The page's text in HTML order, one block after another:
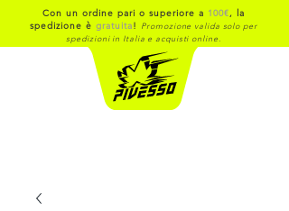
Con un ordine pari o superiore a 100€, la
spedizione ègratuita! Promozione valida solo per
spedizioni in Italia e acquisti online.